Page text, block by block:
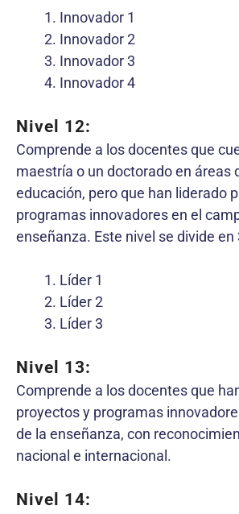
Innovador 1
Innovador 2
Innovador 3
Innovador 4
Nivel 12:
Comprende a los docentes que
maestría o un doctorado en áreas
educación, pero que han liderado
programas innovadores en el
enseñanza. Este nivel se divide en
Líder 1
Líder 2
Líder 3
Nivel 13:
Comprende a los docentes que
proyectos y programas
de la enseñanza, con
nacional e internacional.
Nivel 14: